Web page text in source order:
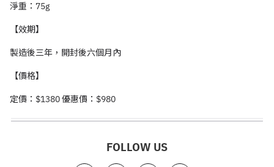
淨重： 75g
【效期】
製造後三年，開封後六個月內
【價格】
定價： $1380優惠價： $980
FOLLOW US